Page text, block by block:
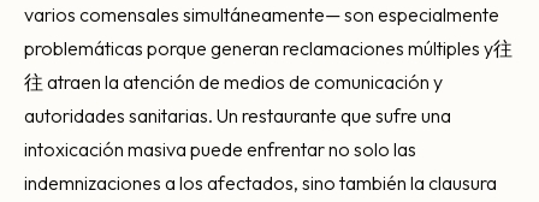
varios comensales simultáneamente— son especialmente
problemáticas porque generan reclamaciones múltiples y往
往 atraen la atención de medios de comunicación y
autoridades sanitarias. Un restaurante que sufre una
intoxicación masiva puede enfrentar no solo las
indemnizaciones a los afectados, sino también la clausura